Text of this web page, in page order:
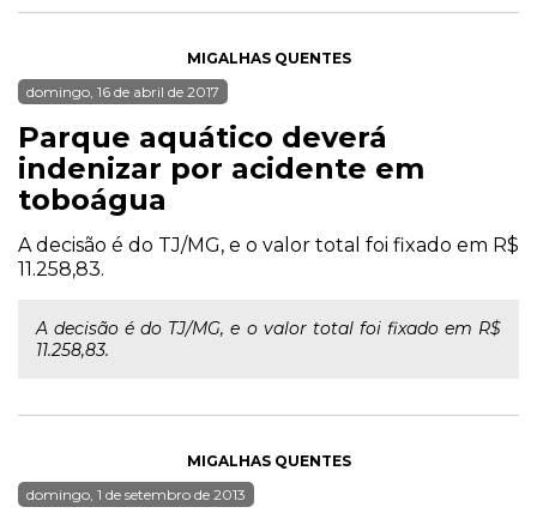
MIGALHAS QUENTES
domingo, 16 de abril de 2017
Parque aquático deverá
indenizar por acidente em
toboágua
A decisão é do TJ/MG, e o valor total foi fixado em R$
11.258,83.
A decisão é do TJ/MG, e o valor total foi fixado em R$
11.258,83.
MIGALHAS QUENTES
domingo, 1 de setembro de 2013